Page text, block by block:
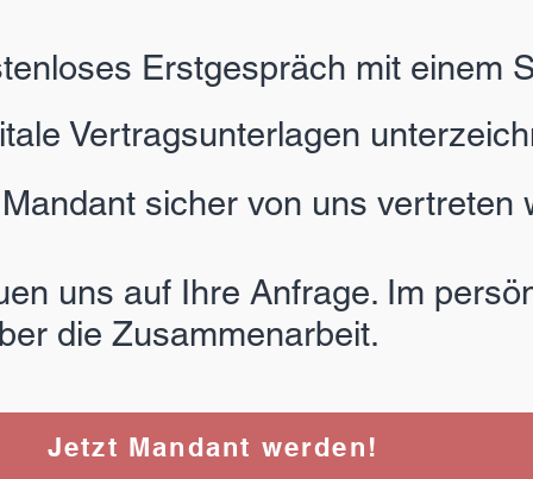
Erstgespräch mit einem
Vertragsunterlagen
sicher von uns vertreten
uns auf Ihre Anfrage. Im
die Zusammenarbeit.
Jetzt Mandant werden!